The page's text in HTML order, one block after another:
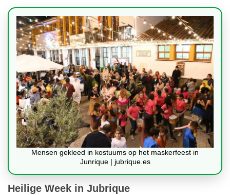
Mensen gekleed in kostuums op het maskerfeest in
Junrique | jubrique.es
Heilige Week in Jubrique